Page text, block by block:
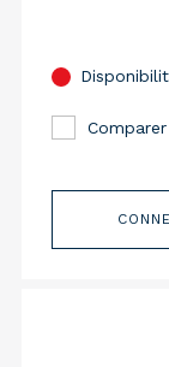
Comparer